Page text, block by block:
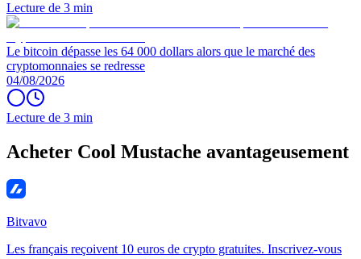
Lecture de 3 min
Le bitcoin dépasse les 64 000 dollars alors que le marché des
cryptomonnaies se redresse
04/08/2026
Lecture de 3 min
Acheter Cool Mustache avantageusement
Bitvavo
Les français reçoivent 10 euros de crypto gratuites. Inscrivez-vous